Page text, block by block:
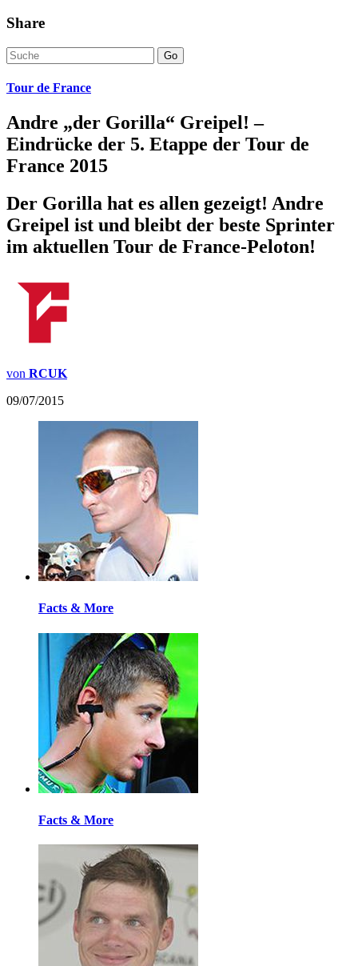
Share
Go
Tour de France
Andre „der Gorilla“ Greipel! –
Eindrücke der 5. Etappe der Tour de
France 2015
Der Gorilla hat es allen gezeigt! Andre
Greipel ist und bleibt der beste Sprinter
im aktuellen Tour de France-Peloton!
von RCUK
09/07/2015
Facts & More
Facts & More